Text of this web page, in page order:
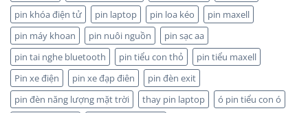
pin khóa điện tử
pin laptop pin loa kéo
pin maxell
pin máy khoan
pin nuôi nguồn
pin sạc aa
pin tai nghe bluetooth
pin tiểu con thỏ
pin tiểu maxell
Pin xe điện
pin xe đạp điên
pin đèn exit
pin đèn năng lượng mặt trời
thay pin laptop
ó pin tiểu con ó